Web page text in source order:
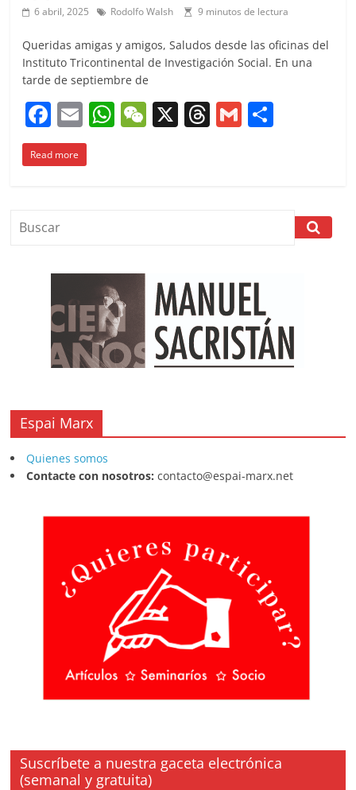
6 abril, 2025 Rodolfo Walsh 9 minutos de lectura
Queridas amigas y amigos, Saludos desde las oficinas del
Instituto Tricontinental de Investigación Social. En una
tarde de septiembre de
F
a
c
b
o
o
E
m
ai
W
p
W X T G
ar
tir
Read more
Espai Marx
Quienes somos
Contacte con nosotros: contacto@espai-marx.net
Suscríbete a nuestra gaceta electrónica
(semanal y gratuita)